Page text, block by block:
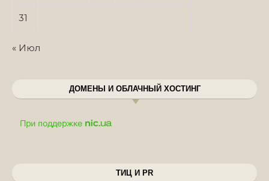
31
« Июл
ДОМЕНЫ И ОБЛАЧНЫЙ ХОСТИНГ
ТИЦ И PR